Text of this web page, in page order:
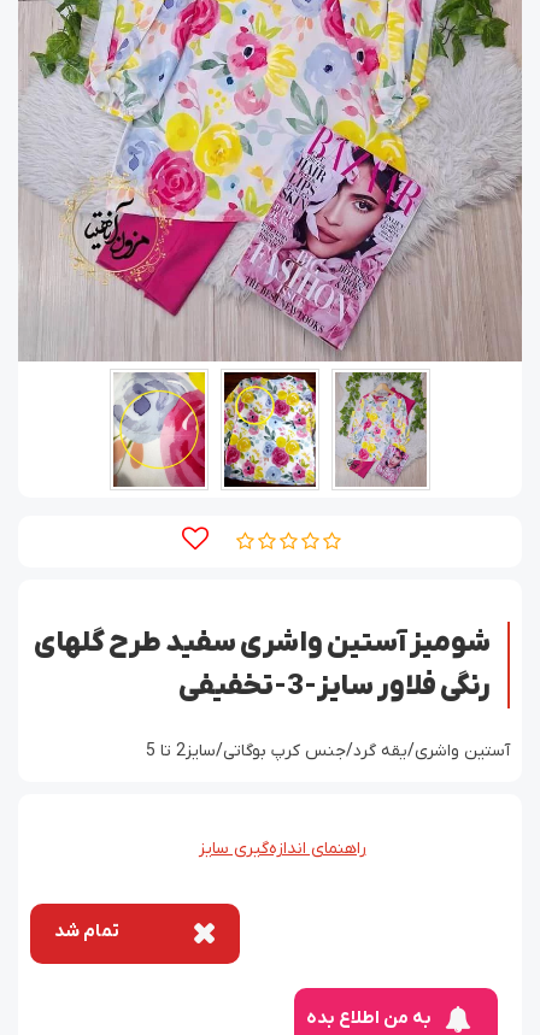
شومیز آستین واشری سفید طرح گلهای
رنگی فلاور سایز-3-تخفیفی
آستین واشری/یقه گرد/جنس کرپ بوگاتی/سایز2 تا 5
راهنمای اندازه‌گیری سایز
تمام شد
به من اطلاع بده